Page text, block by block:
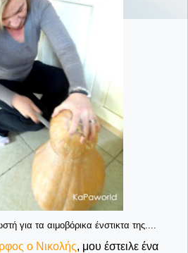
για τα αιμοβόρικα ένστικτα της....
ο Νικολής, μου έστειλε ένα